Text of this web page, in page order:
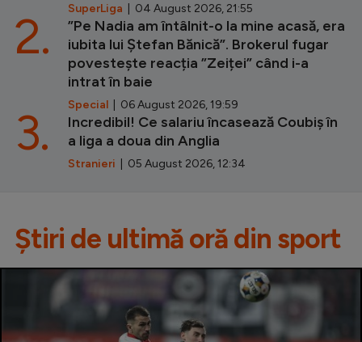
SuperLiga | 04 August 2026, 21:55
”Pe Nadia am întâlnit-o la mine acasă, era
iubita lui Ștefan Bănică”. Brokerul fugar
povestește reacția ”Zeiței” când i-a
intrat în baie
Special | 06 August 2026, 19:59
2.
Incredibil! Ce salariu încasează Coubiș în
a liga a doua din Anglia
Stranieri | 05 August 2026, 12:34
3.
Știri de ultimă oră din sport